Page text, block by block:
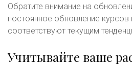
Обратите внимание на
постоянное обновление курсов
соответствуют текущим
Учитывайте ваше